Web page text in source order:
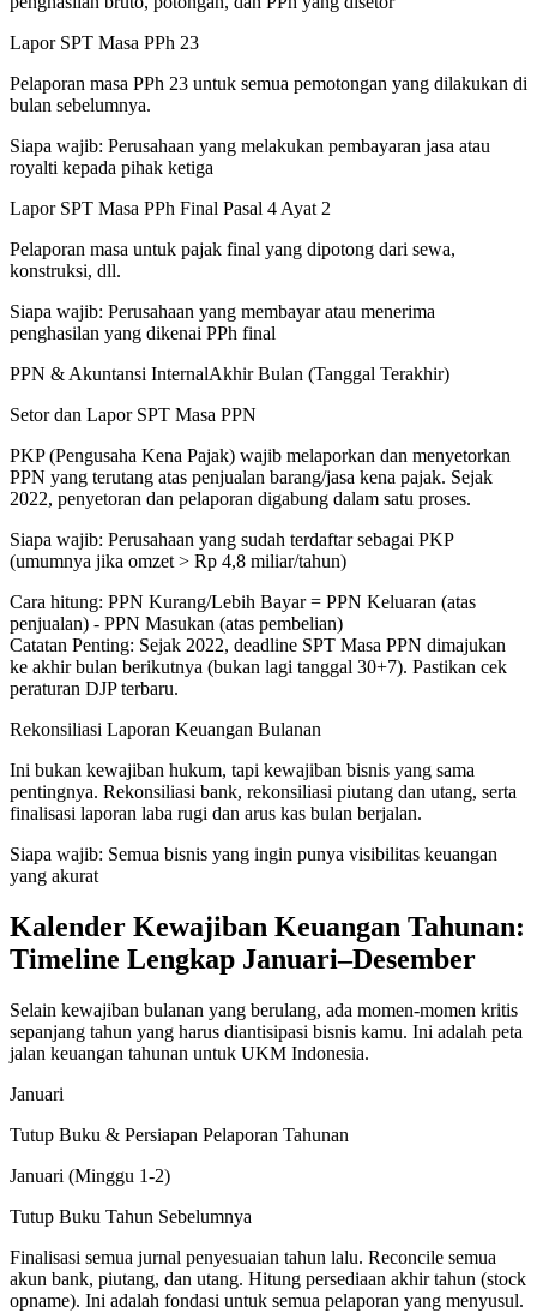
Lapor SPT Masa PPh 23
Pelaporan masa PPh 23 untuk semua pemotongan yang dilakukan di
bulan sebelumnya.
Siapa wajib: Perusahaan yang melakukan pembayaran jasa atau
royalti kepada pihak ketiga
Lapor SPT Masa PPh Final Pasal 4 Ayat 2
Pelaporan masa untuk pajak final yang dipotong dari sewa,
konstruksi, dll.
Siapa wajib: Perusahaan yang membayar atau menerima
penghasilan yang dikenai PPh final
PPN & Akuntansi InternalAkhir Bulan (Tanggal Terakhir)
Setor dan Lapor SPT Masa PPN
PKP (Pengusaha Kena Pajak) wajib melaporkan dan menyetorkan
PPN yang terutang atas penjualan barang/jasa kena pajak. Sejak
2022, penyetoran dan pelaporan digabung dalam satu proses.
Siapa wajib: Perusahaan yang sudah terdaftar sebagai PKP
(umumnya jika omzet > Rp 4,8 miliar/tahun)
Cara hitung: PPN Kurang/Lebih Bayar = PPN Keluaran (atas
penjualan) - PPN Masukan (atas pembelian)
Catatan Penting: Sejak 2022, deadline SPT Masa PPN dimajukan
ke akhir bulan berikutnya (bukan lagi tanggal 30+7). Pastikan cek
peraturan DJP terbaru.
Rekonsiliasi Laporan Keuangan Bulanan
Ini bukan kewajiban hukum, tapi kewajiban bisnis yang sama
pentingnya. Rekonsiliasi bank, rekonsiliasi piutang dan utang, serta
finalisasi laporan laba rugi dan arus kas bulan berjalan.
Siapa wajib: Semua bisnis yang ingin punya visibilitas keuangan
yang akurat
Kalender Kewajiban Keuangan Tahunan:
Timeline Lengkap Januari–Desember
Selain kewajiban bulanan yang berulang, ada momen-momen kritis
sepanjang tahun yang harus diantisipasi bisnis kamu. Ini adalah peta
jalan keuangan tahunan untuk UKM Indonesia.
Januari
Tutup Buku & Persiapan Pelaporan Tahunan
Januari (Minggu 1-2)
Tutup Buku Tahun Sebelumnya
Finalisasi semua jurnal penyesuaian tahun lalu. Reconcile semua
akun bank, piutang, dan utang. Hitung persediaan akhir tahun (stock
opname). Ini adalah fondasi untuk semua pelaporan yang menyusul.